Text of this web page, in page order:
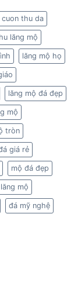
cuon thu da
lăng mộ
lăng mộ họ
lăng mộ đá đẹp
mộ
tròn
giá rẻ
mộ đá đẹp
mộ
đá mỹ nghệ